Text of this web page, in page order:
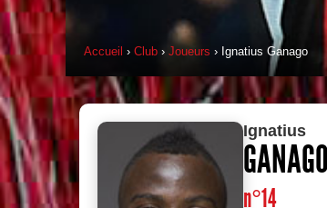
Accueil › Club › Joueurs › Ignatius Ganago
Ignatius
GANAGO
n°14